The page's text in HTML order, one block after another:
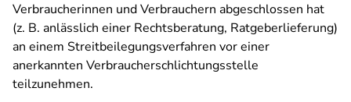
Verbraucherinnen und Verbrauchern abgeschlossen hat
(z. B. anlässlich einer Rechtsberatung, Ratgeberlieferung)
an einem Streitbeilegungsverfahren vor einer
anerkannten Verbraucherschlichtungsstelle
teilzunehmen.